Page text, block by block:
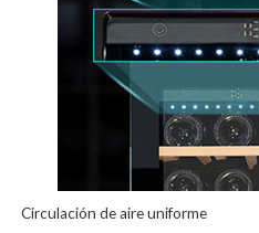
Circulación de aire uniforme